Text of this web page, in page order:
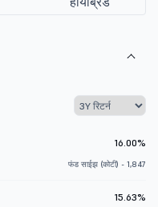
16.00%
फंड साईझ (कोटी) - 1,847
15.63%